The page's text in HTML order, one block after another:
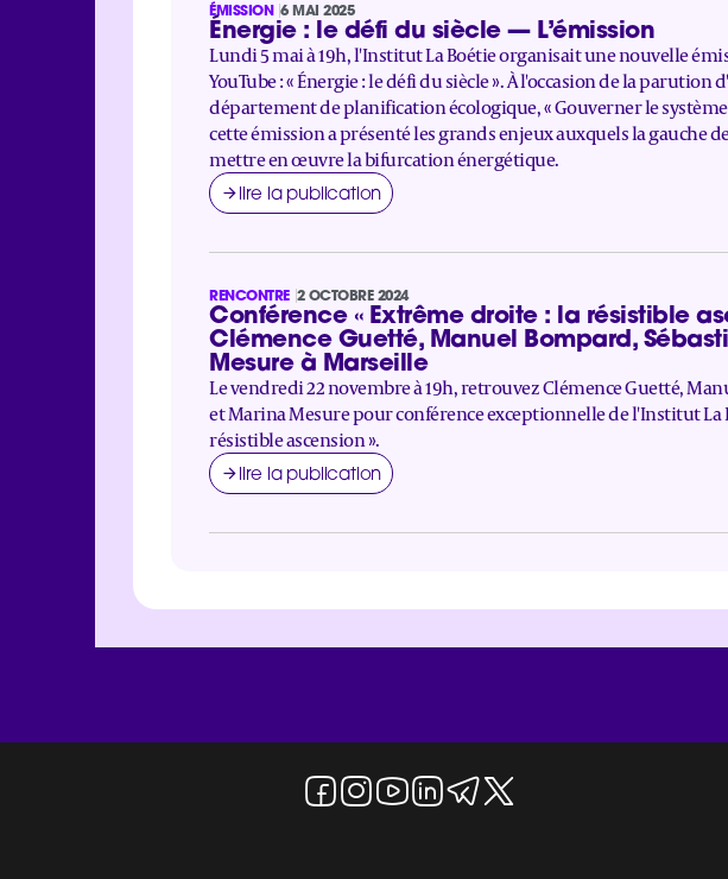
ÉMISSION 6 MAI 2025
Énergie : le défi du siècle — L’émission
Lundi 5 mai à 19h, l'Institut La Boétie organisait une nouvelle
YouTube : « Énergie : le défi du siècle ». À l'occasion de la
département de planification écologique, « Gouverner le
cette émission a présenté les grands enjeux auxquels la gauche
mettre en œuvre la bifurcation énergétique.
lire la publication
RENCONTRE 2 OCTOBRE 2024
Conférence « Extrême droite : la résistible
Clémence Guetté, Manuel Bompard,
Mesure à Marseille
Le vendredi 22 novembre à 19h, retrouvez Clémence Guetté,
et Marina Mesure pour conférence exceptionnelle de l'Institut La
résistible ascension ».
lire la publication